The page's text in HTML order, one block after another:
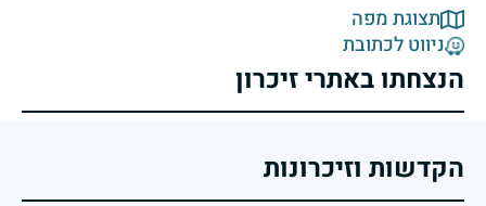
תצוגת מפה
ניווט לכתובת
הנצחתו באתרי זיכרון
הקדשות וזיכרונות